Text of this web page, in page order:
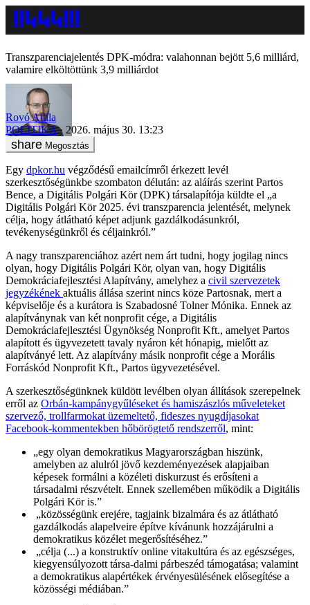
Transzparenciajelentés DPK-módra: valahonnan bejött 5,6 milliárd,
valamire elköltöttünk 3,9 milliárdot
Rovó Attila
POLITIKA
2026. május 30. 13:23
Megosztás
Egy dpkor.hu végződésű emailcímről érkezett levél
szerkesztőségünkbe szombaton délután: az aláírás szerint Partos
Bence, a Digitális Polgári Kör (DPK) társalapítója küldte el „a
Digitális Polgári Kör 2025. évi transzparencia jelentését, melynek
célja, hogy átlátható képet adjunk gazdálkodásunkról,
tevékenységünkről és céljainkról.”
A nagy transzparenciához azért nem árt tudni, hogy jogilag nincs
olyan, hogy Digitális Polgári Kör, olyan van, hogy Digitális
Demokráciafejlesztési Alapítvány, amelyhez a civil szervezetek
jegyzékének aktuális állása szerint nincs köze Partosnak, mert a
képviselője és a kurátora is Szabadosné Tolner Mónika. Ennek az
alapítványnak van két nonprofit cége, a Digitális
Demokráciafejlesztési Ügynökség Nonprofit Kft., amelyet Partos
alapított és ügyvezetett tavaly nyáron két hónapig, mielőtt az
alapítványé lett. Az alapítvány másik nonprofit cége a Morális
Forráskód Nonprofit Kft., Partos ügyvezetésével.
A szerkesztőségünknek küldött levélben olyan állítások szerepelnek
erről az Orbán-kampánygyűléseket és hamiszászlós műveleteket
szervező, trollfarmokat üzemeltető, fideszes nyugdíjasokat
Facebook-kommentekben hőbörögtető rendszerről, mint:
„egy olyan demokratikus Magyarországban hiszünk,
amelyben az alulról jövő kezdeményezések alapjaiban
képesek formálni a közéleti diskurzust és erősíteni a
társadalmi részvételt. Ennek szellemében működik a Digitális
Polgári Kör is.”
„közösségünk erejére, tagjaink bizalmára és az átlátható
gazdálkodás alapelveire építve kívánunk hozzájárulni a
demokratikus közélet megerősítéséhez.”
„célja (...) a konstruktív online vitakultúra és az egészséges,
kiegyensúlyozott társa-dalmi párbeszéd támogatása; valamint
a demokratikus alapértékek érvényesülésének elősegítése a
közösségi médiában.”